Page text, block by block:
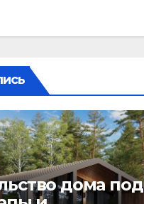
дома под